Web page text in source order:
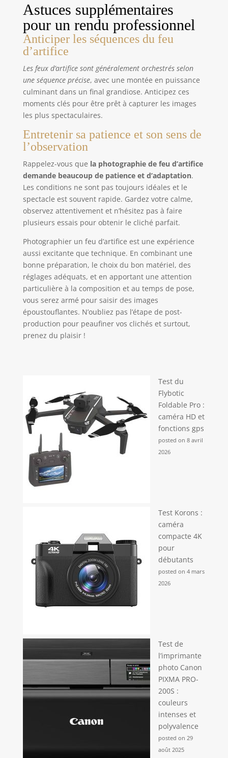
Astuces supplémentaires
pour un rendu professionnel
Anticiper les séquences du feu
d’artifice
Les feux d’artifice sont généralement orchestrés selon
une séquence précise, avec une montée en puissance
culminant dans un final grandiose. Anticipez ces
moments clés pour être prêt à capturer les images
les plus spectaculaires.
Entretenir sa patience et son sens de
l’observation
Rappelez-vous que la photographie de feu d’artifice
demande beaucoup de patience et d’adaptation.
Les conditions ne sont pas toujours idéales et le
spectacle est souvent rapide. Gardez votre calme,
observez attentivement et n’hésitez pas à faire
plusieurs essais pour obtenir le cliché parfait.
Photographier un feu d’artifice est une expérience
aussi excitante que technique. En combinant une
bonne préparation, le choix du bon matériel, des
réglages adéquats, et en apportant une attention
particulière à la composition et au temps de pose,
vous serez armé pour saisir des images
époustouflantes. N’oubliez pas l’étape de post-
production pour peaufiner vos clichés et surtout,
prenez du plaisir !
Test du
Flybotic
Foldable Pro :
caméra HD et
fonctions gps
posted on 8 avril
2026
Test Korons :
caméra
compacte 4K
pour
débutants
posted on 4 mars
2026
Test de
l’imprimante
photo Canon
PIXMA PRO-
200S :
couleurs
intenses et
polyvalence
posted on 29
août 2025